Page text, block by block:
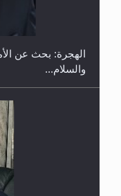
حفل توزيع
2025
في شعر المسيح